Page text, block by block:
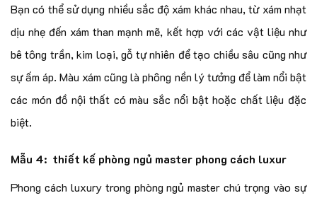
Bạn có thể sử dụng nhiều sắc độ xám khác nhau, từ xám nhạt
dịu nhẹ đến xám than mạnh mẽ, kết hợp với các vật liệu như
bê tông trần, kim loại, gỗ tự nhiên để tạo chiều sâu cũng như
sự ấm áp. Màu xám cũng là phông nền lý tưởng để làm nổi bật
các món đồ nội thất có màu sắc nổi bật hoặc chất liệu đặc
biệt.
Mẫu 4: thiết kế phòng ngủ master phong cách luxur
Phong cách luxury trong phòng ngủ master chú trọng vào sự